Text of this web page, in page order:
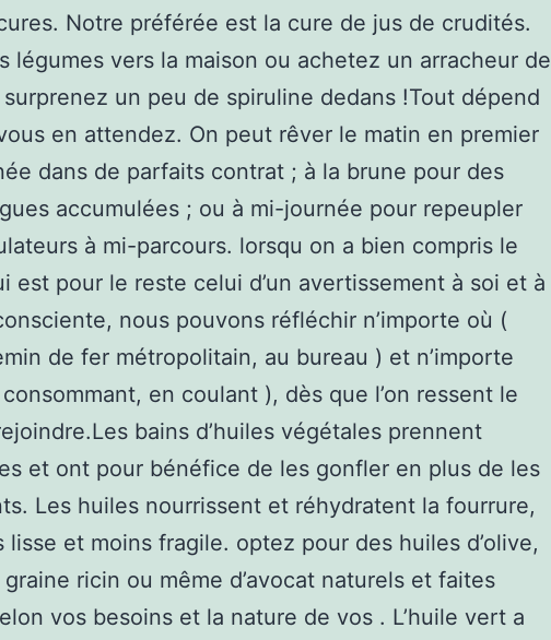
Notre préférée est la cure de jus de crudités.
légumes vers la maison ou achetez un arracheur de
un peu de spiruline dedans !Tout dépend
en attendez. On peut rêver le matin en premier
dans de parfaits contrat ; à la brune pour des
accumulées ; ou à mi-journée pour repeupler
à mi-parcours. lorsqu on a bien compris le
est pour le reste celui d’un avertissement à soi et à
nous pouvons réfléchir n’importe où (
de fer métropolitain, au bureau ) et n’importe
en coulant ), dès que l’on ressent le
bains d’huiles végétales prennent
et ont pour bénéfice de les gonfler en plus de les
Les huiles nourrissent et réhydratent la fourrure,
lisse et moins fragile. optez pour des huiles d’olive,
graine ricin ou même d’avocat naturels et faites
vos besoins et la nature de vos . L’huile vert a